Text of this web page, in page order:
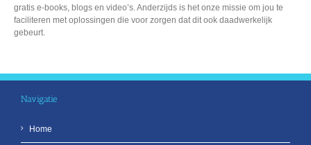
gratis e-books, blogs en video’s. Anderzijds is het onze missie om jou te
faciliteren met oplossingen die voor zorgen dat dit ook daadwerkelijk
gebeurt.
Navigatie
Home